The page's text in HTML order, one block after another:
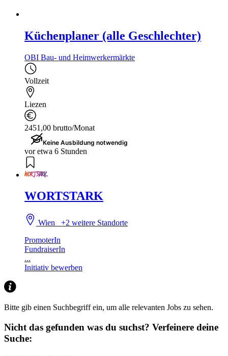
Küchenplaner (alle Geschlechter)
OBI Bau- und Heimwerkermärkte
Vollzeit
Liezen
2451,00 brutto/Monat
Keine Ausbildung notwendig
vor etwa 6 Stunden
WORTSTARK
Wien+2 weitere Standorte
PromoterIn
FundraiserIn
...
Initiativ bewerben
Bitte gib einen Suchbegriff ein, um alle relevanten Jobs zu sehen.
Nicht das gefunden was du suchst? Verfeinere deine
Suche: